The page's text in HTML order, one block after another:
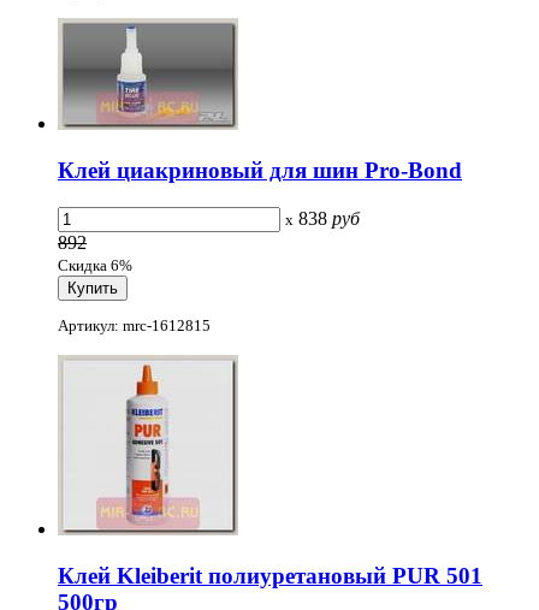
Клей циакриновый для шин Pro-Bond
x 838 руб
892
Скидка 6%
Артикул: mrc-1612815
Клей Kleiberit полиуретановый PUR 501
500гр